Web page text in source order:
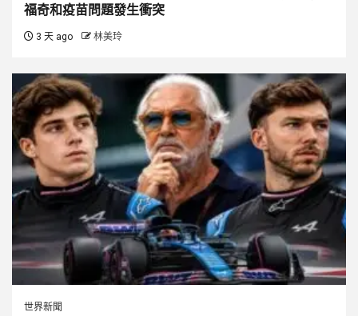
福奇和疫苗問題發生衝突
3 天 ago 林美玲
世界新聞